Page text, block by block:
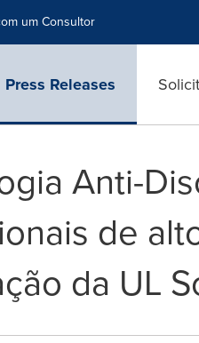
um Consultor
Press Releases
Anti-
de
da UL